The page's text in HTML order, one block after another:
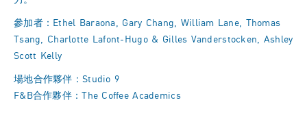
參加者：Ethel Baraona, Gary Chang, William Lane, Thomas
Tsang, Charlotte Lafont-Hugo & Gilles Vanderstocken, Ashley
Scott Kelly
場地合作夥伴：Studio 9
F&B合作夥伴：The Coffee Academics